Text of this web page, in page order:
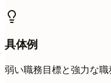
具体例
弱い職務目標と強力な職